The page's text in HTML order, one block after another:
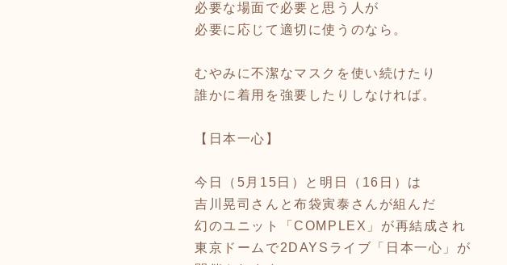
必要な場面で必要と思う人が
必要に応じて適切に使うのなら。
むやみに不潔なマスクを使い続けたり
誰かに着用を強要したりしなければ。
【日本一心】
今日（5月15日）と明日（16日）は
吉川晃司さんと布袋寅泰さんが組んだ
幻のユニット「COMPLEX」が再結成され
東京ドームで2DAYSライブ「日本一心」が